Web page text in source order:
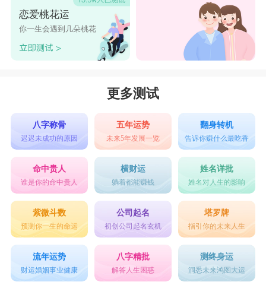
想什么你都不知道，那他们也一定是不想将自己的
心交给你了。
星座乐原创文章，转载需注明出处
恋爱桃花运
你一生会遇到几朵桃花
更多测试
八字称骨
迟迟未成功的原因
五年运势
未来5年发展一览
翻身转机
告诉你赚什么最吃香
命中贵人
谁是你的命中贵人
横财运
躺着都能赚钱
姓名详批
姓名对人生的影响
紫微斗数
预测你一生的命运
公司起名
初创公司起名玄机
塔罗牌
指引你的未来人生
流年运势
财运婚姻事业健康
八字精批
解答人生困惑
测终身运
洞悉未来鸿图大运